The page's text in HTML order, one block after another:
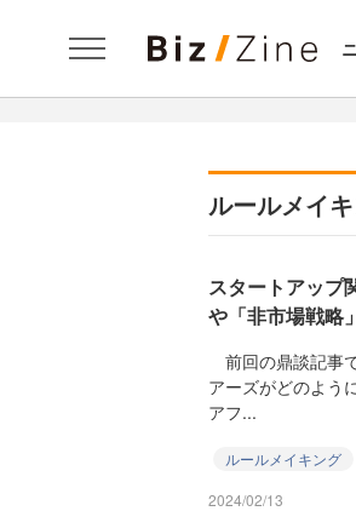
ルールメイ
スタートアップ
や「非市場戦略
前回の鼎談記事
アーズがどのよう
アフ...
ルールメイキング
2024/02/13